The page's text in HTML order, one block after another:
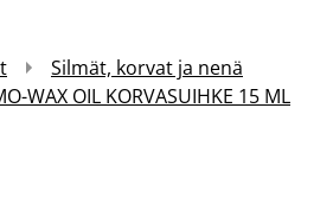
Silmät, korvat ja nenä
WAX OIL KORVASUIHKE 15 ML